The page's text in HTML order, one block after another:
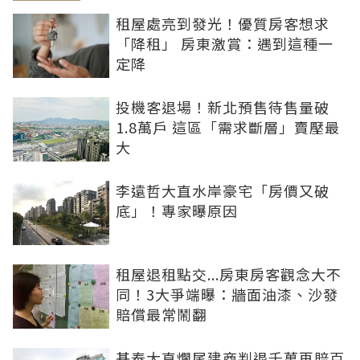
租屋處亮到發光！優質房客想求
「降租」 房東激賞：遇到這種一
定降
投機客退場！新北預售待售量破
1.8萬戶 這區「需求斷層」賣壓最
大
李遠哲大直水岸豪宅「房價又破
底」！專家曝原因
租屋退租點交...房東房客觀念大不
同！3大爭端曝：牆面油漆、沙發
賠償最常鬧翻